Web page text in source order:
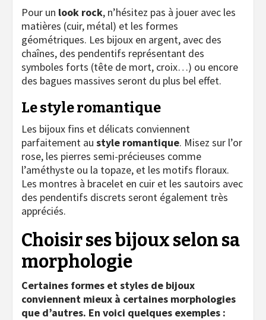
Pour un look rock, n’hésitez pas à jouer avec les
matières (cuir, métal) et les formes
géométriques. Les bijoux en argent, avec des
chaînes, des pendentifs représentant des
symboles forts (tête de mort, croix…) ou encore
des bagues massives seront du plus bel effet.
Le style romantique
Les bijoux fins et délicats conviennent
parfaitement au style romantique. Misez sur l’or
rose, les pierres semi-précieuses comme
l’améthyste ou la topaze, et les motifs floraux.
Les montres à bracelet en cuir et les sautoirs avec
des pendentifs discrets seront également très
appréciés.
Choisir ses bijoux selon sa
morphologie
Certaines formes et styles de bijoux
conviennent mieux à certaines morphologies
que d’autres. En voici quelques exemples :